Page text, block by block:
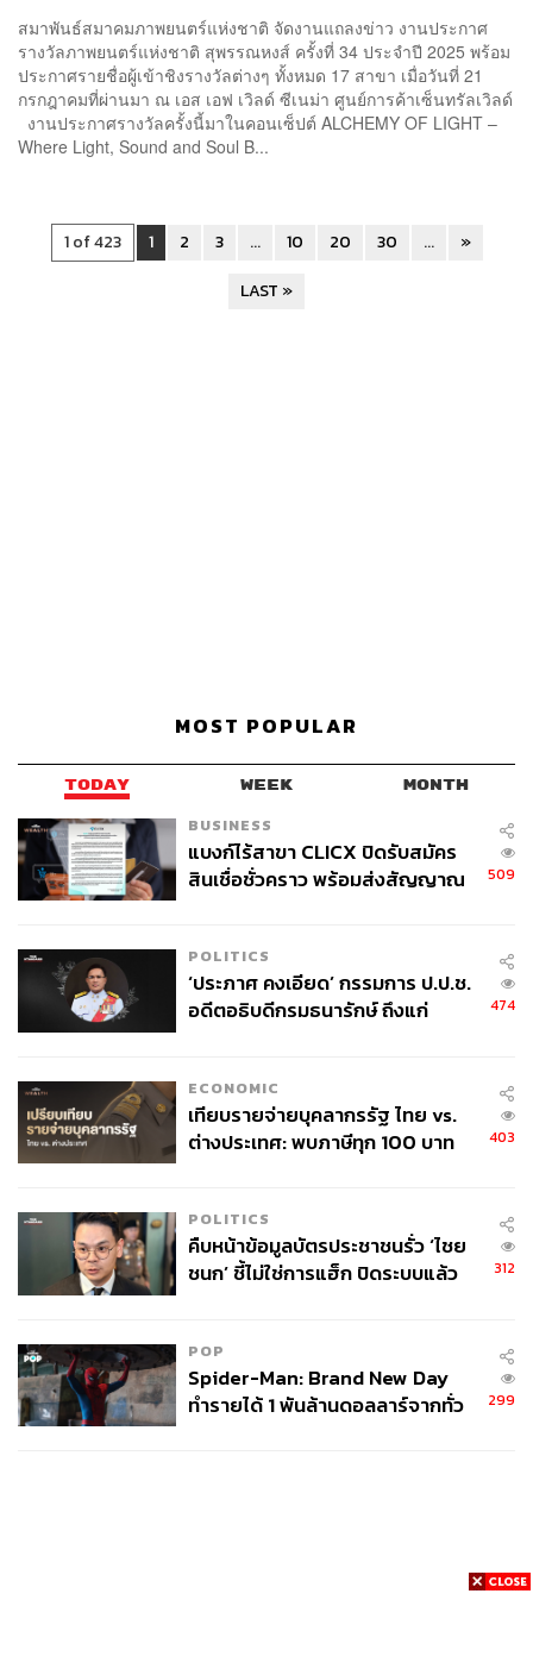
สมาพันธ์สมาคมภาพยนตร์แห่งชาติ จัดงานแถลงข่าว งานประกาศ
รางวัลภาพยนตร์แห่งชาติ สุพรรณหงส์ ครั้งที่ 34 ประจำปี 2025 พร้อม
ประกาศรายชื่อผู้เข้าชิงรางวัลต่างๆ ทั้งหมด 17 สาขา เมื่อวันที่ 21
กรกฎาคมที่ผ่านมา ณ เอส เอฟ เวิลด์ ซีเนม่า ศูนย์การค้าเซ็นทรัลเวิลด์
งานประกาศรางวัลครั้งนี้มาในคอนเซ็ปต์ ALCHEMY OF LIGHT –
Where Light, Sound and Soul B...
1 of 423 1 2 3 ... 10 20 30 ...
»
LAST »
MOST POPULAR
TODAY WEEK MONTH
BUSINESS
แบงก์ไร้สาขา CLICX ปิดรับสมัคร
สินเชื่อชั่วคราว พร้อมส่งสัญญาณ
509
POLITICS
‘ประภาศ คงเอียด’ กรรมการ ป.ป.ช.
อดีตอธิบดีกรมธนารักษ์ ถึงแก่
474
ECONOMIC
เทียบรายจ่ายบุคลากรรัฐ ไทย vs.
ต่างประเทศ: พบภาษีทุก 100 บาท
403
POLITICS
คืบหน้าข้อมูลบัตรประชาชนรั่ว ‘ไชย
ชนก’ ชี้ไม่ใช่การแฮ็ก ปิดระบบแล้ว
312
POP
Spider-Man: Brand New Day
ทำรายได้ 1 พันล้านดอลลาร์จากทั่ว
299